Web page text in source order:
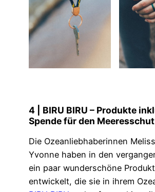
4 | BIRU BIRU – Produkte
Spende für den
Die Ozeanliebhaberinnen
Yvonne haben in den
ein paar wunderschöne
entwickelt, die sie in ihrem